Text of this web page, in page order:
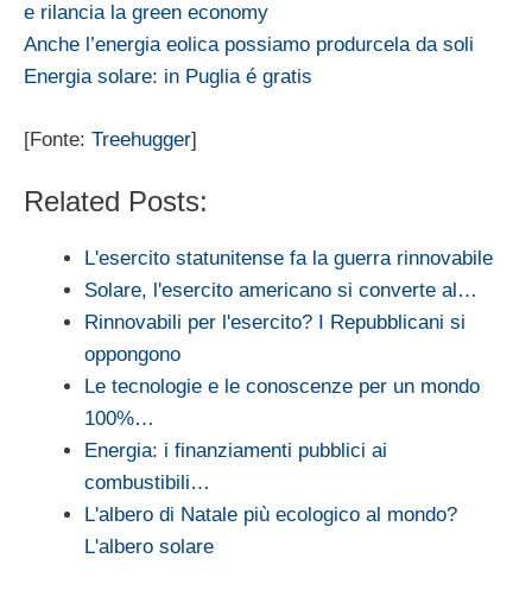
e rilancia la green economy
Anche l’energia eolica possiamo produrcela da soli
Energia solare: in Puglia é gratis
[Fonte: Treehugger]
Related Posts:
L'esercito statunitense fa la guerra rinnovabile
Solare, l'esercito americano si converte al…
Rinnovabili per l'esercito? I Repubblicani si
oppongono
Le tecnologie e le conoscenze per un mondo
100%…
Energia: i finanziamenti pubblici ai
combustibili…
L'albero di Natale più ecologico al mondo?
L'albero solare